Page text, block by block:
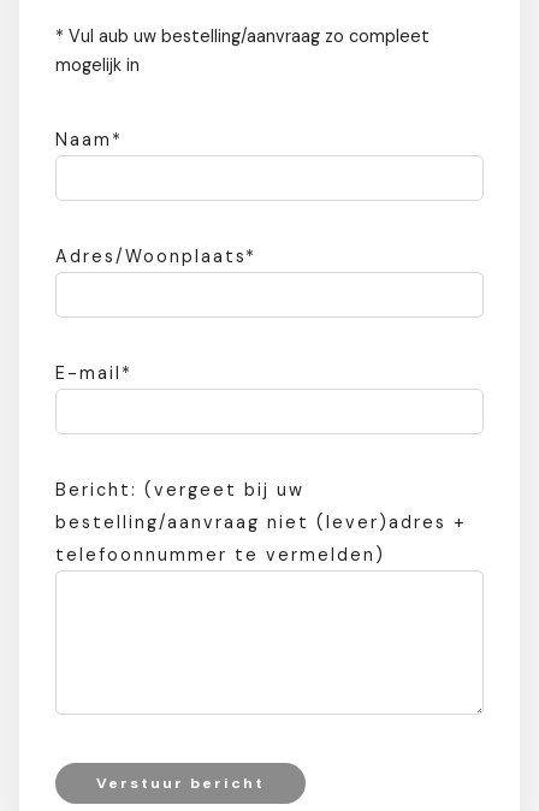
* Vul aub uw bestelling/aanvraag zo compleet
mogelijk in
Naam*
Adres/Woonplaats*
E-mail*
Bericht: (vergeet bij uw
bestelling/aanvraag niet (lever)adres +
telefoonnummer te vermelden)
Verstuur bericht